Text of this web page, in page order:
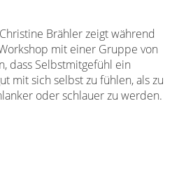
Brähler zeigt während
mit einer Gruppe von
dass Selbstmitgefühl ein
mit sich selbst zu fühlen, als zu
oder schlauer zu werden.